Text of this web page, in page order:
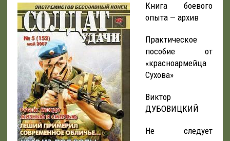
Книга боевого
опыта — архив
Практическое
пособие от
«красноармейца
Сухова»
Виктор
ДУБОВИЦКИЙ
Не следует